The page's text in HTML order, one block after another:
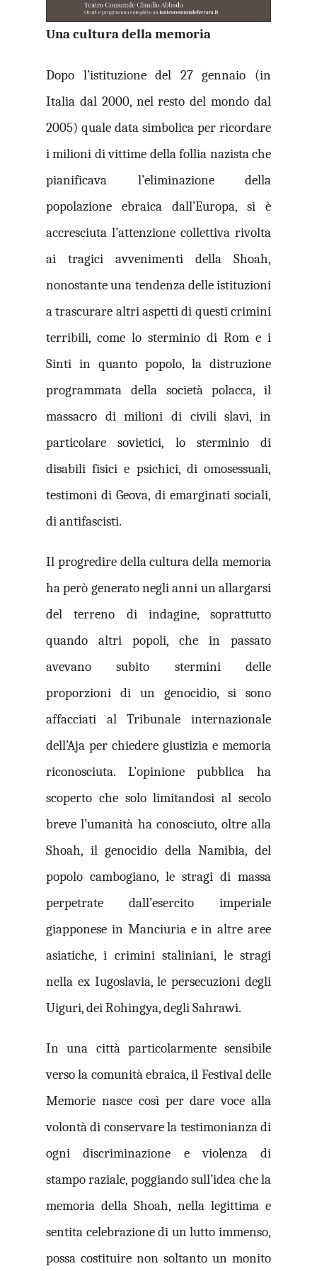
Una cultura della memoria
Dopo l’istituzione del 27 gennaio (in
Italia dal 2000, nel resto del mondo dal
2005) quale data simbolica per ricordare
i milioni di vittime della follia nazista che
pianificava l’eliminazione della
popolazione ebraica dall’Europa, si è
accresciuta l’attenzione collettiva rivolta
ai tragici avvenimenti della Shoah,
nonostante una tendenza delle istituzioni
a trascurare altri aspetti di questi crimini
terribili, come lo sterminio di Rom e i
Sinti in quanto popolo, la distruzione
programmata della società polacca, il
massacro di milioni di civili slavi, in
particolare sovietici, lo sterminio di
disabili fisici e psichici, di omosessuali,
testimoni di Geova, di emarginati sociali,
di antifascisti.
Il progredire della cultura della memoria
ha però generato negli anni un allargarsi
del terreno di indagine, soprattutto
quando altri popoli, che in passato
avevano subito stermini delle
proporzioni di un genocidio, si sono
affacciati al Tribunale internazionale
dell’Aja per chiedere giustizia e memoria
riconosciuta. L’opinione pubblica ha
scoperto che solo limitandosi al secolo
breve l’umanità ha conosciuto, oltre alla
Shoah, il genocidio della Namibia, del
popolo cambogiano, le stragi di massa
perpetrate dall’esercito imperiale
giapponese in Manciuria e in altre aree
asiatiche, i crimini staliniani, le stragi
nella ex Iugoslavia, le persecuzioni degli
Uiguri, dei Rohingya, degli Sahrawi.
In una città particolarmente sensibile
verso la comunità ebraica, il Festival delle
Memorie nasce così per dare voce alla
volontà di conservare la testimonianza di
ogni discriminazione e violenza di
stampo raziale, poggiando sull’idea che la
memoria della Shoah, nella legittima e
sentita celebrazione di un lutto immenso,
possa costituire non soltanto un monito